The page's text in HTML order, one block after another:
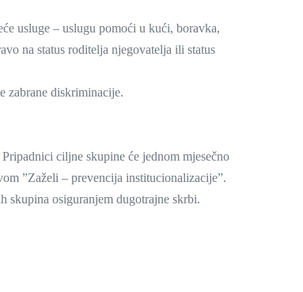
usluge – uslugu pomoći u kući, boravka,
na status roditelja njegovatelja ili status
zabrane diskriminacije.
ciljne skupine će jednom mjesečno
”Zaželi – prevencija institucionalizacije”.
skupina osiguranjem dugotrajne skrbi.